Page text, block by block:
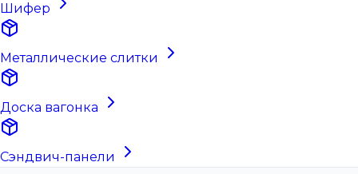
Шифер
Металлические слитки
Доска вагонка
Сэндвич-панели